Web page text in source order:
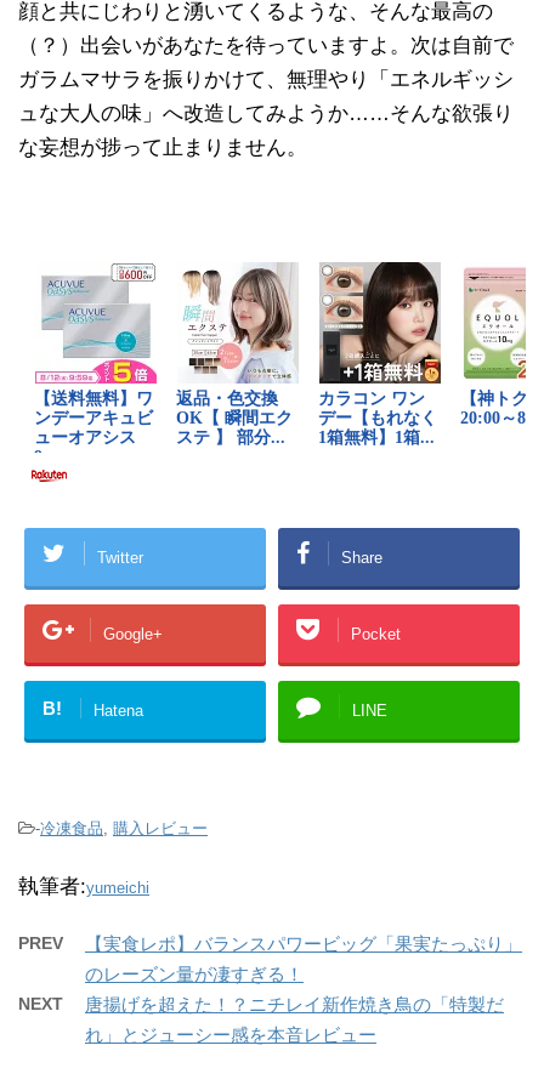
顔と共にじわりと湧いてくるような、そんな最高の
（？）出会いがあなたを待っていますよ。次は自前で
ガラムマサラを振りかけて、無理やり「エネルギッシ
ュな大人の味」へ改造してみようか……そんな欲張り
な妄想が捗って止まりません。
Twitter Share
Google+ Pocket
B! Hatena LINE
-冷凍食品, 購入レビュー
執筆者:yumeichi
PREV
【実食レポ】バランスパワービッグ「果実たっぷり」
のレーズン量が凄すぎる！
NEXT
唐揚げを超えた！？ニチレイ新作焼き鳥の「特製だ
れ」とジューシー感を本音レビュー